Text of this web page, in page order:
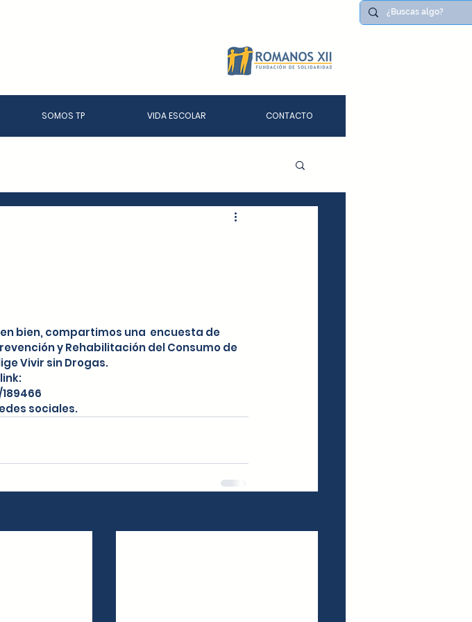
SOMOS TP VIDA ESCOLAR CONTACTO
bien, compartimos una  encuesta de
y Rehabilitación del Consumo de
Vivir sin Drogas.
sociales.